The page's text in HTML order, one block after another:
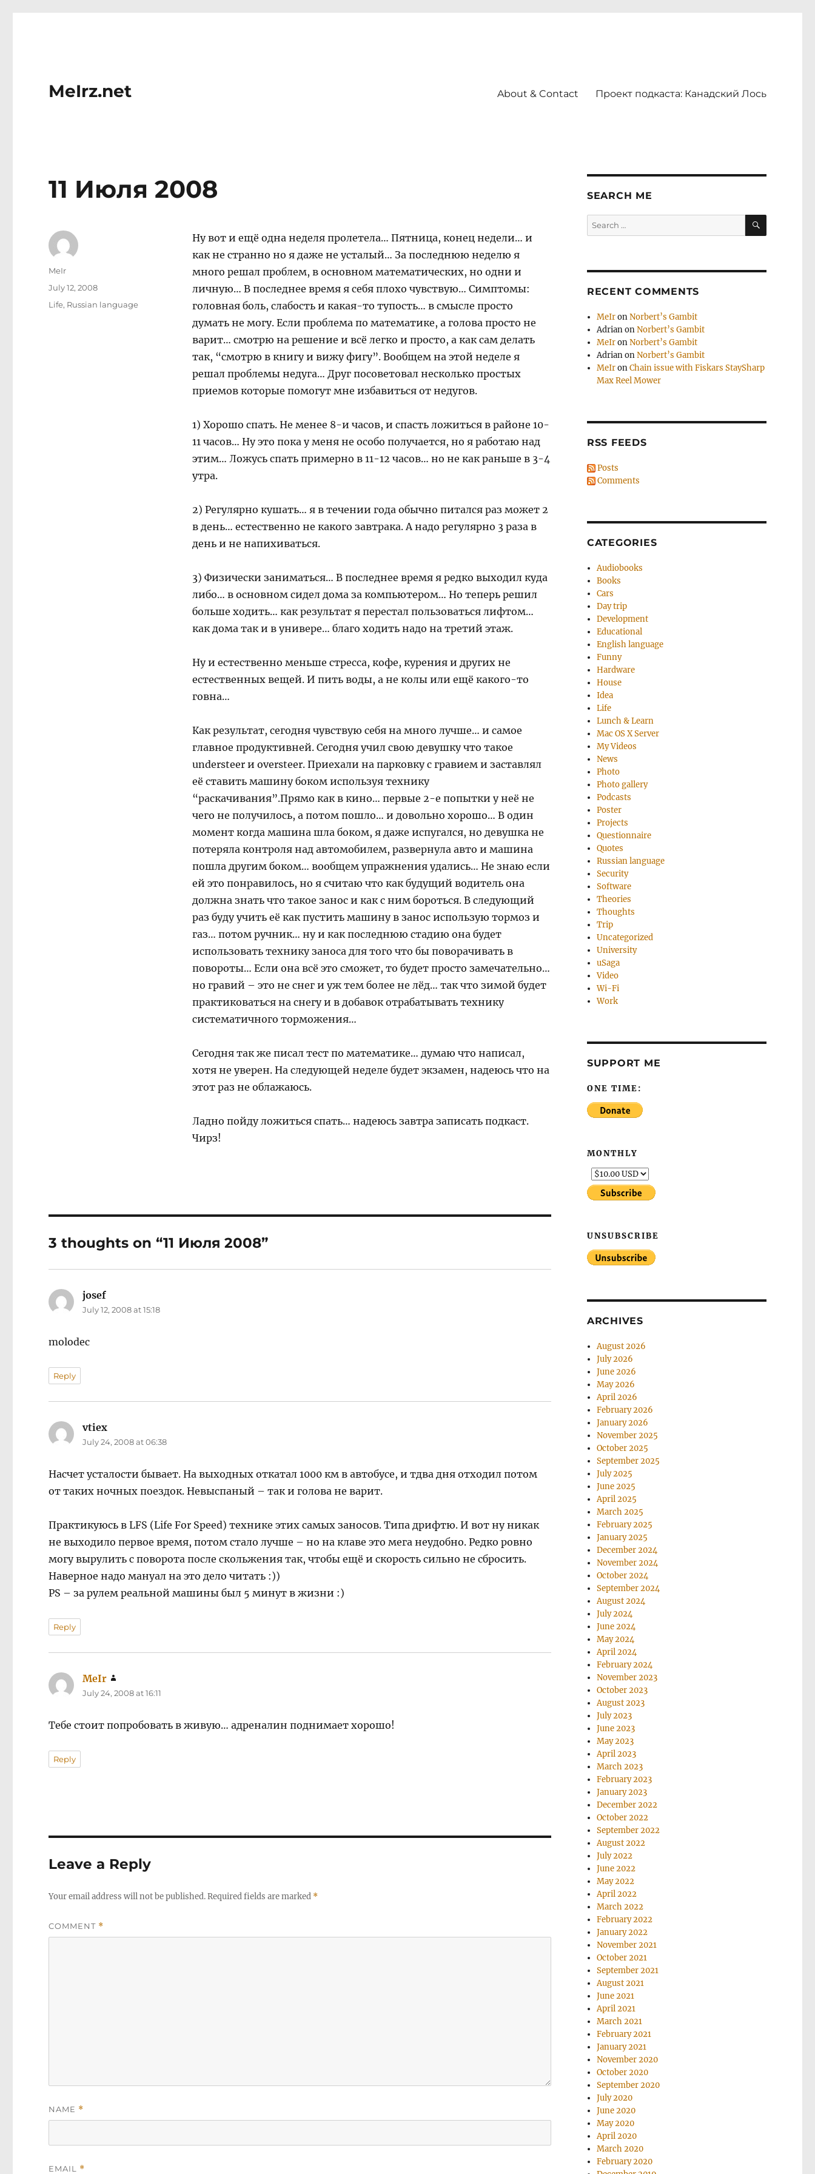
MeIrz.net About & Contact Проект подкаста: Канадский Лось
11 Июля 2008
Ну вот и ещё одна неделя пролетела… Пятница, конец недели… и
как не странно но я даже не усталый… За последнюю неделю я
много решал проблем, в основном математических, но одни и
личную… В последнее время я себя плохо чувствую… Симптомы:
головная боль, слабость и какая-то тупость… в смысле просто
думать не могу. Если проблема по математике, а голова просто не
варит… смотрю на решение и всё легко и просто, а как сам делать
так, “смотрю в книгу и вижу фигу”. Вообщем на этой неделе я
решал проблемы недуга… Друг посоветовал несколько простых
приемов которые помогут мне избавиться от недугов.
1) Хорошо спать. Не менее 8-и часов, и спасть ложиться в районе 10-
11 часов… Ну это пока у меня не особо получается, но я работаю над
этим… Ложусь спать примерно в 11-12 часов… но не как раньше в 3-4
утра.
2) Регулярно кушать… я в течении года обычно питался раз может 2
в день… естественно не какого завтрака. А надо регулярно 3 раза в
день и не напихиваться.
3) Физически заниматься… В последнее время я редко выходил куда
либо… в основном сидел дома за компьютером… Но теперь решил
больше ходить… как результат я перестал пользоваться лифтом…
как дома так и в универе… благо ходить надо на третий этаж.
Ну и естественно меньше стресса, кофе, курения и других не
естественных вещей. И пить воды, а не колы или ещё какого-то
говна…
Как результат, сегодня чувствую себя на много лучше… и самое
главное продуктивней. Сегодня учил свою девушку что такое
understeer и oversteer. Приехали на парковку с гравием и заставлял
её ставить машину боком используя технику
“раскачивания”.Прямо как в кино… первые 2-е попытки у неё не
чего не получилось, а потом пошло… и довольно хорошо… В один
момент когда машина шла боком, я даже испугался, но девушка не
потеряла контроля над автомобилем, развернула авто и машина
пошла другим боком… вообщем упражнения удались… Не знаю если
ей это понравилось, но я считаю что как будущий водитель она
должна знать что такое занос и как с ним бороться. В следующий
раз буду учить её как пустить машину в занос использую тормоз и
газ… потом ручник… ну и как последнюю стадию она будет
использовать технику заноса для того что бы поворачивать в
повороты… Если она всё это сможет, то будет просто замечательно…
но гравий – это не снег и уж тем более не лёд… так что зимой будет
практиковаться на снегу и в добавок отрабатывать технику
систематичного торможения…
Сегодня так же писал тест по математике… думаю что написал,
хотя не уверен. На следующей неделе будет экзамен, надеюсь что на
этот раз не облажаюсь.
Ладно пойду ложиться спать… надеюсь завтра записать подкаст.
Чирз!
Author
MeIr
Posted
on
July 12, 2008
Categories
Life, Russian language
3 thoughts on “11 Июля 2008”
josef
July 12, 2008 at 15:18
molodec
Reply
vtiex
July 24, 2008 at 06:38
Насчет усталости бывает. На выходных откатал 1000 км в автобусе, и тдва дня отходил потом
от таких ночных поездок. Невыспаный – так и голова не варит.
Практикуюсь в LFS (Life For Speed) технике этих самых заносов. Типа дрифтю. И вот ну никак
не выходило первое время, потом стало лучше – но на клаве это мега неудобно. Редко ровно
могу вырулить с поворота после скольжения так, чтобы ещё и скорость сильно не сбросить.
Наверное надо мануал на это дело читать :))
PS – за рулем реальной машины был 5 минут в жизни :)
Reply
MeIr
July 24, 2008 at 16:11
Тебе стоит попробовать в живую… адреналин поднимает хорошо!
Reply
Leave a Reply
Your email address will not be published.Required fields are marked *
COMMENT *
NAME *
EMAIL *
SEARCH ME
Search
for:
SEARCH
RECENT COMMENTS
MeIronNorbert’s Gambit
AdrianonNorbert’s Gambit
MeIronNorbert’s Gambit
AdrianonNorbert’s Gambit
MeIronChain issue with Fiskars StaySharp
Max Reel Mower
RSS FEEDS
Posts
Comments
CATEGORIES
Audiobooks
Books
Cars
Day trip
Development
Educational
English language
Funny
Hardware
House
Idea
Life
Lunch & Learn
Mac OS X Server
My Videos
News
Photo
Photo gallery
Podcasts
Poster
Projects
Questionnaire
Quotes
Russian language
Security
Software
Theories
Thoughts
Trip
Uncategorized
University
uSaga
Video
Wi-Fi
Work
SUPPORT ME
ONE TIME:
MONTHLY
UNSUBSCRIBE
ARCHIVES
August 2026
July 2026
June 2026
May 2026
April 2026
February 2026
January 2026
November 2025
October 2025
September 2025
July 2025
June 2025
April 2025
March 2025
February 2025
January 2025
December 2024
November 2024
October 2024
September 2024
August 2024
July 2024
June 2024
May 2024
April 2024
February 2024
November 2023
October 2023
August 2023
July 2023
June 2023
May 2023
April 2023
March 2023
February 2023
January 2023
December 2022
October 2022
September 2022
August 2022
July 2022
June 2022
May 2022
April 2022
March 2022
February 2022
January 2022
November 2021
October 2021
September 2021
August 2021
June 2021
April 2021
March 2021
February 2021
January 2021
November 2020
October 2020
September 2020
July 2020
June 2020
May 2020
April 2020
March 2020
February 2020